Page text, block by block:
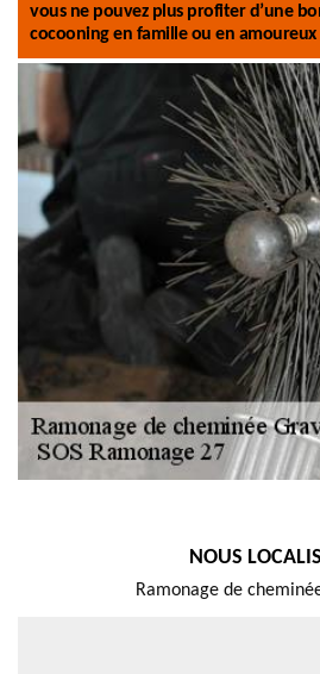
vous ne pouvez plus profiter d’une
cocooning en famille ou en amoureux
NOUS
Ramonage de